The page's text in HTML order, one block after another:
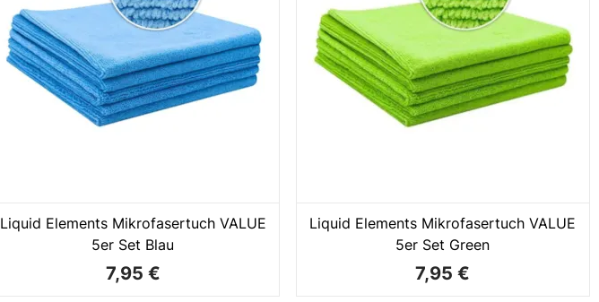
Liquid Elements Mikrofasertuch VALUE
5er Set Blau
7,95 €
Liquid Elements Mikrofasertuch VALUE
5er Set Green
7,95 €